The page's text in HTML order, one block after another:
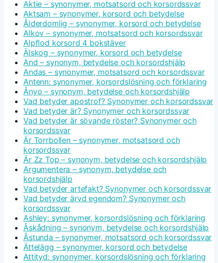
Aktie – synonymer, motsatsord och korsordssvar
Aktsam – synonymer, korsord och betydelse
Ålderdomlig – synonymer, korsord och betydelse
Alkov – synonymer, motsatsord och korsordssvar
Alpflod korsord 4 bokstäver
Älskog – synonymer, korsord och betydelse
And – synonym, betydelse och korsordshjälp
Andas – synonymer, motsatsord och korsordssvar
Antenn: synonymer, korsordslösning och förklaring
Ånyo – synonym, betydelse och korsordshjälp
Vad betyder apostrof? Synonymer och korsordssvar
Vad betyder är? Synonymer och korsordssvar
Vad betyder är sövande röster? Synonymer och
korsordssvar
Är Torrbollen – synonymer, motsatsord och
korsordssvar
Är Zz Top – synonym, betydelse och korsordshjälp
Argumentera – synonym, betydelse och
korsordshjälp
Vad betyder artefakt? Synonymer och korsordssvar
Vad betyder ärvd egendom? Synonymer och
korsordssvar
Ashley: synonymer, korsordslösning och förklaring
Åskådning – synonym, betydelse och korsordshjälp
Åstunda – synonymer, motsatsord och korsordssvar
Ättelägg – synonymer, korsord och betydelse
Attityd: synonymer, korsordslösning och förklaring